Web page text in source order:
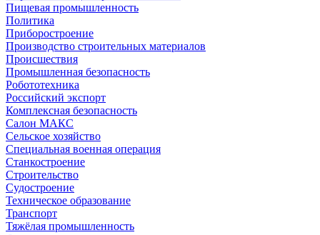
Пищевая промышленность
Политика
Приборостроение
Производство строительных материалов
Происшествия
Промышленная безопасность
Робототехника
Российский экспорт
Комплексная безопасность
Салон МАКС
Сельское хозяйство
Специальная военная операция
Станкостроение
Строительство
Судостроение
Техническое образование
Транспорт
Тяжёлая промышленность